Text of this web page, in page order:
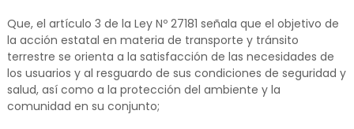
Que, el artículo 3 de la Ley Nº 27181 señala que el objetivo de
la acción estatal en materia de transporte y tránsito
terrestre se orienta a la satisfacción de las necesidades de
los usuarios y al resguardo de sus condiciones de seguridad y
salud, así como a la protección del ambiente y la
comunidad en su conjunto;